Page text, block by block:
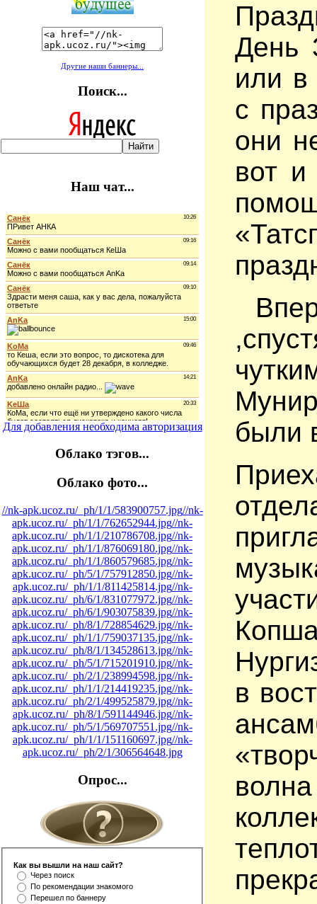
Другие наши баннеры...
Поиск...
Наш чат...
Для добавления необходима авторизация
Облако тэгов...
Облако фото...
//nk-apk.ucoz.ru/_ph/1/1/583900757.jpg//nk-
apk.ucoz.ru/_ph/1/1/762652944.jpg//nk-
apk.ucoz.ru/_ph/1/1/210786708.jpg//nk-
apk.ucoz.ru/_ph/1/1/876069180.jpg//nk-
apk.ucoz.ru/_ph/1/1/860579685.jpg//nk-
apk.ucoz.ru/_ph/5/1/757912850.jpg//nk-
apk.ucoz.ru/_ph/1/1/811425814.jpg//nk-
apk.ucoz.ru/_ph/6/1/831077972.jpg//nk-
apk.ucoz.ru/_ph/6/1/903075839.jpg//nk-
apk.ucoz.ru/_ph/8/1/728854629.jpg//nk-
apk.ucoz.ru/_ph/1/1/759037135.jpg//nk-
apk.ucoz.ru/_ph/8/1/134528613.jpg//nk-
apk.ucoz.ru/_ph/5/1/715201910.jpg//nk-
apk.ucoz.ru/_ph/2/1/238994598.jpg//nk-
apk.ucoz.ru/_ph/1/1/214419235.jpg//nk-
apk.ucoz.ru/_ph/2/1/499525879.jpg//nk-
apk.ucoz.ru/_ph/8/1/591144946.jpg//nk-
apk.ucoz.ru/_ph/5/1/569707551.jpg//nk-
apk.ucoz.ru/_ph/1/1/151160697.jpg//nk-
apk.ucoz.ru/_ph/2/1/306564648.jpg
Опрос...
Как вы вышли на наш сайт?
Через поиск
По рекомендации знакомого
Перешел по баннеру
День
или в
с
они
вот
Муни
были
Копш
в